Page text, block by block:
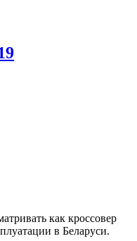
как кроссовер
в Беларуси.